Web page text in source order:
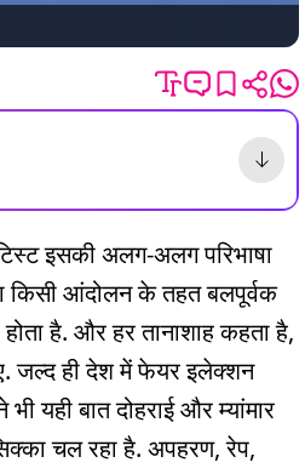
इसकी अलग-अलग परिभाषा
किसी आंदोलन के तहत बलपूर्वक
है. और हर तानाशाह कहता है,
जल्द ही देश में फेयर इलेक्शन
यही बात दोहराई और म्यांमार
चल रहा है. अपहरण, रेप,